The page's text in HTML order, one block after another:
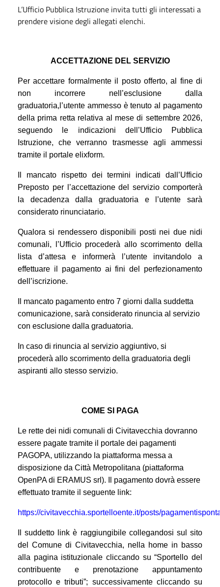
L’Ufficio Pubblica Istruzione invita tutti gli interessati a
prendere visione degli allegati elenchi.
ACCETTAZIONE DEL SERVIZIO
Per accettare formalmente il posto offerto, al fine di
non incorrere nell’esclusione dalla
graduatoria,l’utente ammesso è tenuto al pagamento
della prima retta relativa al mese di settembre 2026,
seguendo le indicazioni dell’Ufficio Pubblica
Istruzione, che verranno trasmesse agli ammessi
tramite il portale elixform.
Il mancato rispetto dei termini indicati dall’Ufficio
Preposto per l’accettazione del servizio comporterà
la decadenza dalla graduatoria e l’utente sarà
considerato rinunciatario.
Qualora si rendessero disponibili posti nei due nidi
comunali, l’Ufficio procederà allo scorrimento della
lista d’attesa e informerà l’utente invitandolo a
effettuare il pagamento ai fini del perfezionamento
dell’iscrizione.
Il mancato pagamento entro 7 giorni dalla suddetta
comunicazione, sarà considerato rinuncia al servizio
con esclusione dalla graduatoria.
In caso di rinuncia al servizio aggiuntivo, si
procederà allo scorrimento della graduatoria degli
aspiranti allo stesso servizio.
COME SI PAGA
Le rette dei nidi comunali di Civitavecchia dovranno
essere pagate tramite il portale dei pagamenti
PAGOPA, utilizzando la piattaforma messa a
disposizione da Città Metropolitana (piattaforma
OpenPA di ERAMUS srl).
Il pagamento dovrà essere
effettuato tramite il seguente link:
https://civitavecchia.sportelloente.it/posts/
Il suddetto link è raggiungibile collegandosi sul sito
del Comune di Civitavecchia, nella home in basso
alla pagina istituzionale cliccando su “Sportello del
contribuente e prenotazione appuntamento
protocollo e tributi”; successivamente cliccando su